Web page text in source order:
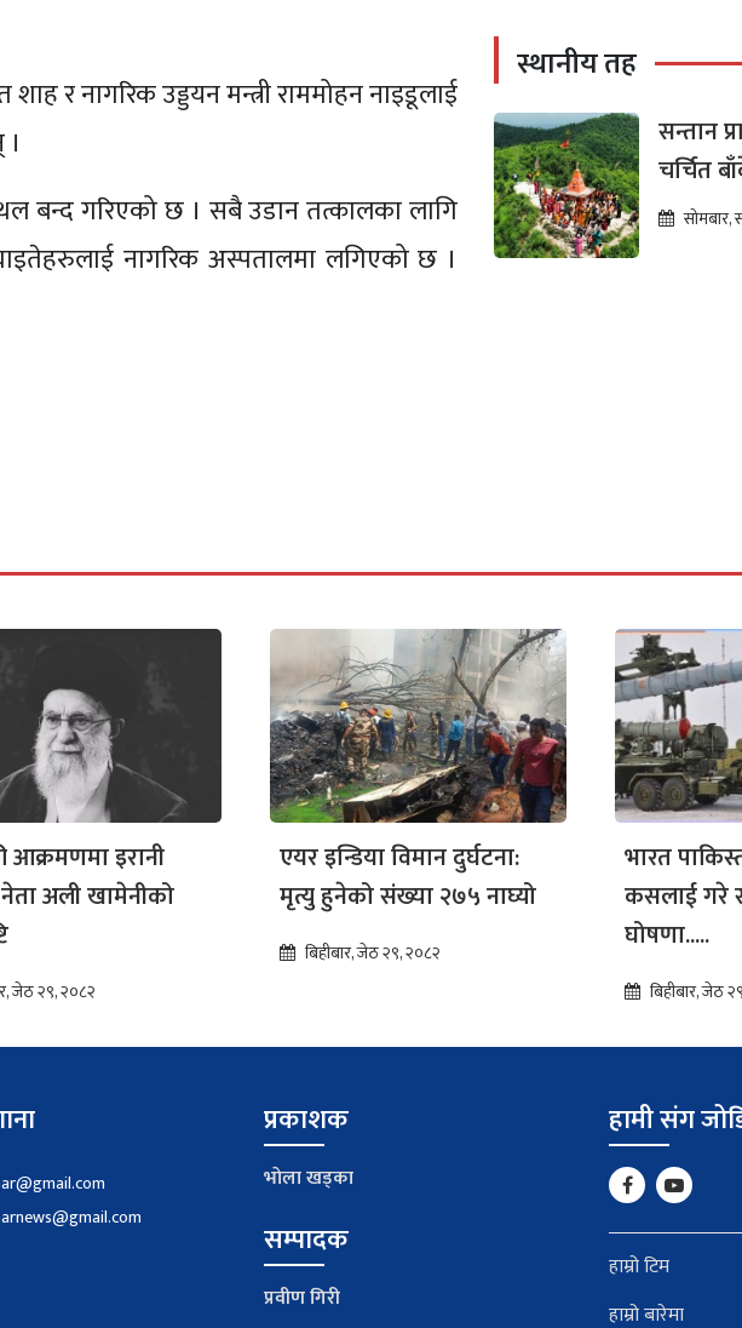
शाह र नागरिक उड्डयन मन्त्री राममोहन नाइडूलाई
बन्द गरिएको छ । सबै उडान तत्कालका लागि
नागरिक अस्पतालमा लगिएको छ ।
स्थानीय तह
सन्तान
चर्चित
महादेव,
सोमबार,
आक्रमणमा इरानी
नेता अली खामेनीको
जेठ २९, २०८२
एयर इन्डिया विमान दुर्घटना:
मृत्यु हुनेको संख्या २७५ नाघ्यो
बिहीबार, जेठ २९, २०८२
भारत
कसलाई गरे
घोषणा.....
बिहीबार, जेठ
प्रकाशक
भाेला खड्का
सम्पादक
प्रवीण गिरी
हामी संग
हाम्रो टिम
हाम्रो बारेमा